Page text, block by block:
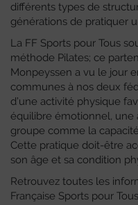
différents types de
générations de pratiquer
La FF Sports pour Tous
méthode Pilates; ce
Monpeyssen a vu le jour
communes à nos deux
d’une activité physique
équilibre émotionnel, une
groupe comme la
Cette pratique doit-être
son âge et sa condition
Retrouvez toutes les
Française Sports pour